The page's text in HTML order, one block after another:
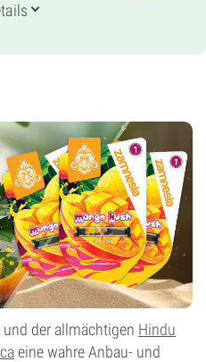
Saat bis zur Ernte
der allmächtigen Hindu
eine wahre Anbau- und